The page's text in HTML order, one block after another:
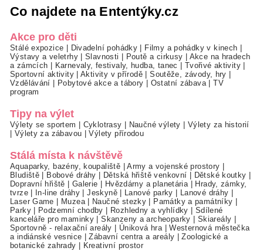
Co najdete na Ententýky.cz
Akce pro děti
Stálé expozice Divadelní pohádky Filmy a pohádky v kinech
Výstavy a veletrhy|Slavnosti Poutě a cirkusy
Akce na hradech
a zámcích
Karnevaly, festivaly, hudba, tanec Tvořivé aktivity
Sportovní aktivity|Aktivity v přírodě |Soutěže, závody, hry
Vzdělávání
Pobytové akce a tábory Ostatní zábava|TV
program
Tipy na výlet
Výlety se sportem Cyklotrasy Naučné výlety
Výlety za historií
Výlety za zábavou |Výlety přírodou
Stálá místa k návštěvě
Aquaparky, bazény, koupaliště |Army a vojenské prostory
Bludiště
Bobové dráhy Dětská hřiště venkovní Dětské koutky
Dopravní hřiště
Galerie Hvězdárny a planetária|
Hrady, zámky,
tvrze| In-line dráhy |Jeskyně| Lanové parky Lanové dráhy
Laser Game
Muzea| Naučné stezky Památky a památníky
Parky| Podzemní chodby Rozhledny a vyhlídky
Sdílené
kanceláře pro maminky |Skanzeny a archeoparky Skiareály
Sportovně - relaxační areály
Úniková hra|Westernová městečka
a indiánské vesnice |Zábavní centra a areály |Zoologické a
botanické zahrady
Kreativní prostor